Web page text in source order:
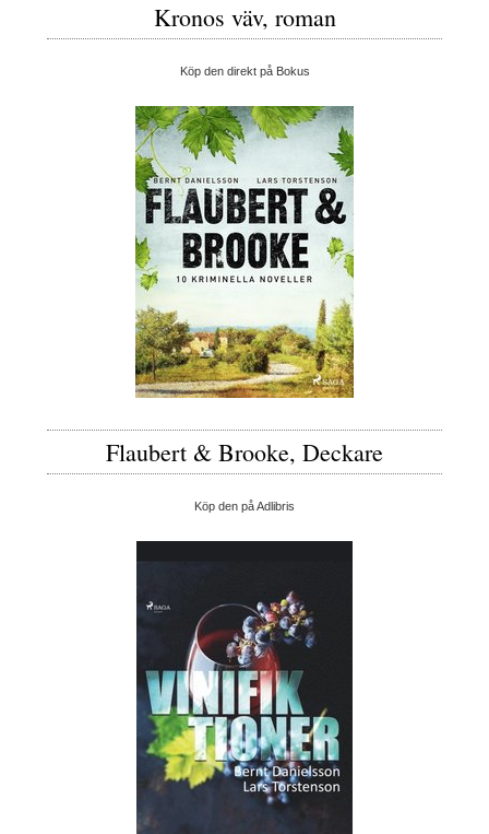
Kronos väv, roman
Köp den direkt på Bokus
Flaubert & Brooke, Deckare
Köp den på Adlibris